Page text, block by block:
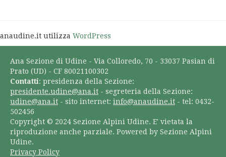
anaudine.it utilizza WordPress
Ana Sezione di Udine - Via Colloredo, 70 - 33037 Pasian di
Prato (UD) - CF 80021100302
Contatti: presidenza della Sezione:
presidente.udine@ana.it - segreteria della Sezione:
udine@ana.it - sito internet: info@anaudine.it - tel: 0432-
502456
Copyright © 2024 Sezione Alpini Udine. E' vietata la
riproduzione anche parziale. Powered by Sezione Alpini
Udine.
Privacy Policy